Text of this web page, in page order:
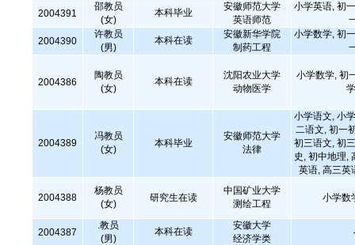
2004391
邵教员
(女)
本科毕业
安徽师范大学
英语师范
小学英语, 初
2004390
许教员
(男)
本科在读
安徽新华学院
制药工程
小学数学, 初
2004386
陶教员
(女)
本科在读
沈阳农业大学
动物医学
小学数学, 初
2004389
冯教员
(女)
本科毕业
安徽师范大学
法律
小学语文, 小
二语文, 初一
初三语文, 初
史, 初中地理,
英语, 高三英
2004388
杨教员
(女)
研究生在读
中国矿业大学
测绘工程
小学数
2004387
.教员
(男)
本科在读
安徽大学
经济学类